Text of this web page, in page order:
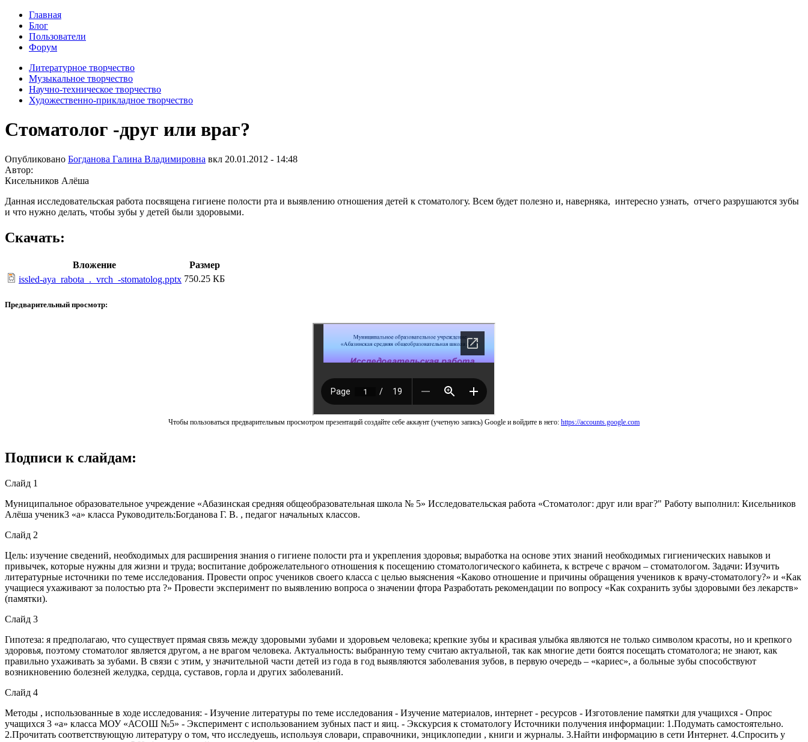
Главная
Блог
Пользователи
Форум
Литературное творчество
Музыкальное творчество
Научно-техническое творчество
Художественно-прикладное творчество
Стоматолог -друг или враг?
Опубликовано Богданова Галина Владимировна вкл 20.01.2012 - 14:48
Автор:
Кисельников Алёша
Данная исследовательская работа посвящена гигиене полости рта и выявлению отношения детей к стоматологу. Всем будет полезно и, наверняка, интересно узнать, отчего разрушаются зубы
и что нужно делать, чтобы зубы у детей были здоровыми.
Скачать:
Вложение
Размер
issled-aya_rabota_._vrch_-stomatolog.pptx 750.25 КБ
Предварительный просмотр:
Чтобы пользоваться предварительным просмотром презентаций создайте себе аккаунт (учетную запись) Google и войдите в него: https://accounts.google.com
Подписи к слайдам:
Слайд 1
Муниципальное образовательное учреждение «Абазинская средняя общеобразовательная школа № 5» Исследовательская работа «Стоматолог: друг или враг?" Работу выполнил: Кисельников
Алёша ученик3 «а» класса Руководитель:Богданова Г. В. , педагог начальных классов.
Слайд 2
Цель: изучение сведений, необходимых для расширения знания о гигиене полости рта и укрепления здоровья; выработка на основе этих знаний необходимых гигиенических навыков и
привычек, которые нужны для жизни и труда; воспитание доброжелательного отношения к посещению стоматологического кабинета, к встрече с врачом – стоматологом. Задачи: Изучить
литературные источники по теме исследования. Провести опрос учеников своего класса с целью выяснения «Каково отношение и причины обращения учеников к врачу-стоматологу?» и «Как
учащиеся ухаживают за полостью рта ?» Провести эксперимент по выявлению вопроса о значении фтора Разработать рекомендации по вопросу «Как сохранить зубы здоровыми без лекарств»
(памятки).
Слайд 3
Гипотеза: я предполагаю, что существует прямая связь между здоровыми зубами и здоровьем человека; крепкие зубы и красивая улыбка являются не только символом красоты, но и крепкого
здоровья, поэтому стоматолог является другом, а не врагом человека. Актуальность: выбранную тему считаю актуальной, так как многие дети боятся посещать стоматолога; не знают, как
правильно ухаживать за зубами. В связи с этим, у значительной части детей из года в год выявляются заболевания зубов, в первую очередь – «кариес», а больные зубы способствуют
возникновению болезней желудка, сердца, суставов, горла и других заболеваний.
Слайд 4
Методы , использованные в ходе исследования: - Изучение литературы по теме исследования - Изучение материалов, интернет - ресурсов - Изготовление памятки для учащихся - Опрос
учащихся 3 «а» класса МОУ «АСОШ №5» - Эксперимент с использованием зубных паст и яиц. - Экскурсия к стоматологу Источники получения информации: 1.Подумать самостоятельно.
2.Прочитать соответствующую литературу о том, что исследуешь, используя словари, справочники, энциклопедии , книги и журналы. 3.Найти информацию в сети Интернет. 4.Спросить у